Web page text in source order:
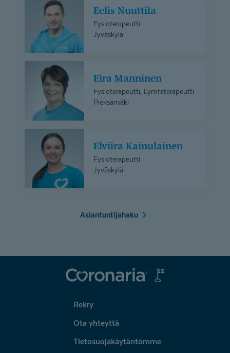
Nuuttila
Eelis Nuuttila
Fysioterapeutti
Jyväskylä
Manninen
Eira Manninen
Fysioterapeutti, Lymfaterapeutti
Pieksämäki
Elviira
Kainulainen
Elviira Kainulainen
Fysioterapeutti
Jyväskylä
Asiantuntijahaku
Coronaria
Rekry
Ota yhteyttä
Tietosuojakäytäntömme